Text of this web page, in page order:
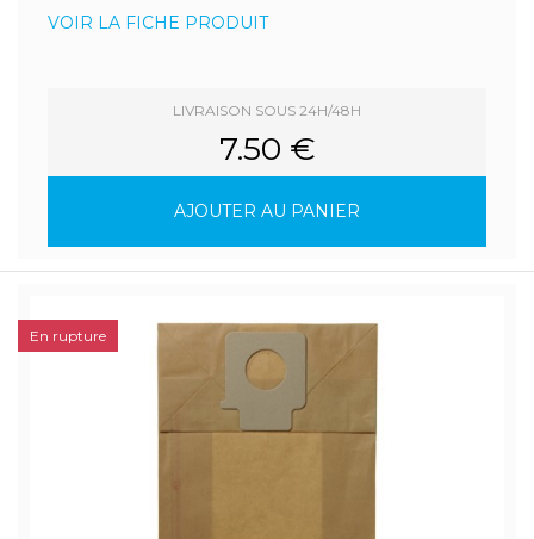
VOIR LA FICHE PRODUIT
LIVRAISON SOUS 24H/48H
7.50 €
AJOUTER AU PANIER
En rupture